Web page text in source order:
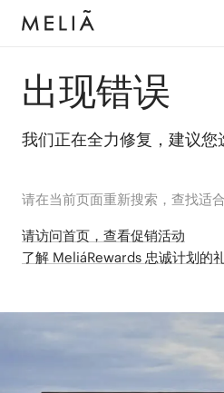
出现错误
我们正在全力修复，建议您
请在当前页面重新搜索，查找适
请访问首页，查看促销活动
了解 MeliáRewards 忠诚计划的